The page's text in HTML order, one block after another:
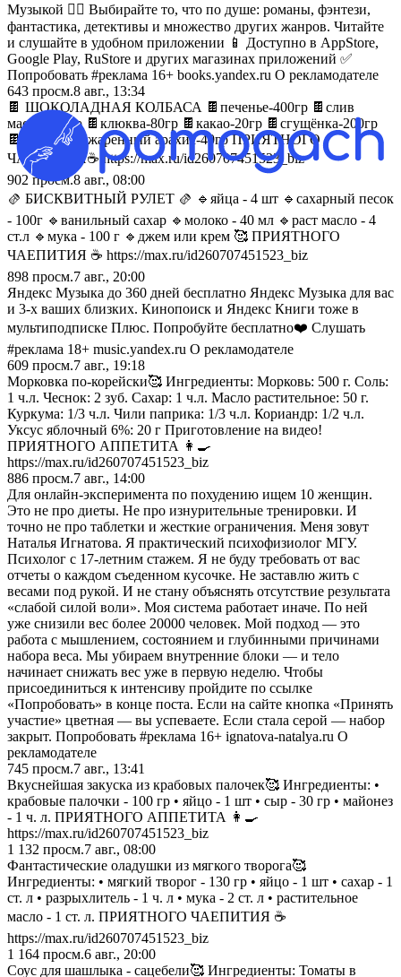
Музыкой 🏃‍♂️ Выбирайте то, что по душе: романы, фэнтези,
фантастика, детективы и множество других жанров. Читайте
и слушайте в удобном приложении 📱 Доступно в AppStore,
Google Play, RuStore и других магазинах приложений ✅
Попробовать #реклама 16+ books.yandex.ru О рекламодателе
643 просм.8 авг., 13:34
🍫 ШОКОЛАДНАЯ КОЛБАСА 🍫печенье-400гр 🍫слив
масло-100гр 🍫клюква-80гр 🍫какао-20гр 🍫сгущёнка-200гр
🍫измельч обжаренный арахис-40гр ПРИЯТНОГО
ЧАЕПИТИЯ☕️ https://max.ru/id260707451523_biz
902просм.8 авг., 08:00
🫔 БИСКВИТНЫЙ РУЛЕТ 🫔 🔹яйца - 4 шт 🔹сахарный песок
- 100г 🔹ванильный сахар 🔹молоко - 40 мл 🔹раст масло - 4
ст.л 🔹мука - 100 г 🔹джем или крем 🥰 ПРИЯТНОГО
ЧАЕПИТИЯ ☕️ https://max.ru/id260707451523_biz
898 просм.7 авг., 20:00
Яндекс Музыка до 360 дней бесплатно Яндекс Музыка для вас
и 3-х ваших близких. Кинопоиск и Яндекс Книги тоже в
мультиподписке Плюс. Попробуйте бесплатно❤️ Слушать
#реклама 18+ music.yandex.ru О рекламодателе
609 просм.7 авг., 19:18
Морковка по-корейски🥰 Ингредиенты: Морковь: 500 г. Соль:
1 ч.л. Чеснок: 2 зуб. Сахар: 1 ч.л. Масло растительное: 50 г.
Куркума: 1/3 ч.л. Чили паприка: 1/3 ч.л. Кориандр: 1/2 ч.л.
Уксус яблочный 6%: 20 г Приготовление на видео!
ПРИЯТНОГО АППЕТИТА 👩‍🍳
https://max.ru/id260707451523_biz
886 просм.7 авг., 14:00
Для онлайн-эксперимента по похудению ищем 10 женщин.
Это не про диеты. Не про изнурительные тренировки. И
точно не про таблетки и жесткие ограничения. Меня зовут
Наталья Игнатова. Я практический психофизиолог МГУ.
Психолог с 17-летним стажем. Я не буду требовать от вас
отчеты о каждом съеденном кусочке. Не заставлю жить с
весами под рукой. И не стану объяснять отсутствие результата
«слабой силой воли». Моя система работает иначе. По ней
уже снизили вес более 20000 человек. Мой подход — это
работа с мышлением, состоянием и глубинными причинами
набора веса. Мы убираем внутренние блоки — и тело
начинает снижать вес уже в первую неделю. Чтобы
присоединиться к интенсиву пройдите по ссылке
«Попробовать» в конце поста. Если на сайте кнопка «Принять
участие» цветная — вы успеваете. Если стала серой — набор
закрыт. Попробовать #реклама 16+ ignatova-natalya.ru О
рекламодателе
745 просм.7 авг., 13:41
Вкуснейшая закуска из крабовых палочек🥰 Ингредиенты: •
крабовые палочки - 100 гр • яйцо - 1 шт • сыр - 30 гр • майонез
- 1 ч. л. ПРИЯТНОГО АППЕТИТА 👩‍🍳
https://max.ru/id260707451523_biz
1 132 просм.7 авг., 08:00
Фантастические оладушки из мягкого творога🥰
Ингредиенты: • мягкий творог - 130 гр • яйцо - 1 шт • сахар - 1
ст. л • разрыхлитель - 1 ч. л • мука - 2 ст. л • растительное
масло - 1 ст. л. ПРИЯТНОГО ЧАЕПИТИЯ ☕️
https://max.ru/id260707451523_biz
1 164 просм.6 авг., 20:00
Соус для шашлыка - сацебели🥰 Ингредиенты: Томаты в